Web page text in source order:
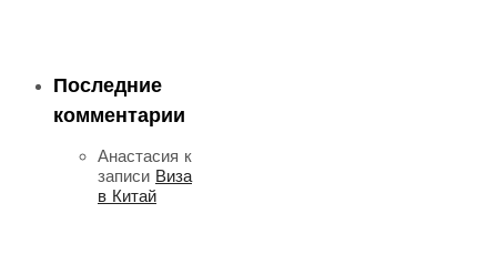
Последние
комментарии
Анастасия к
записи Виза
в Китай